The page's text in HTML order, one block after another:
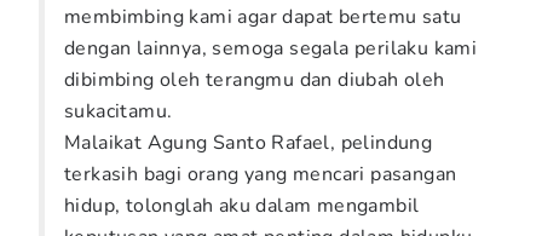
membimbing kami agar dapat bertemu satu
dengan lainnya, semoga segala perilaku kami
dibimbing oleh terangmu dan diubah oleh
sukacitamu.
Malaikat Agung Santo Rafael, pelindung
terkasih bagi orang yang mencari pasangan
hidup, tolonglah aku dalam mengambil